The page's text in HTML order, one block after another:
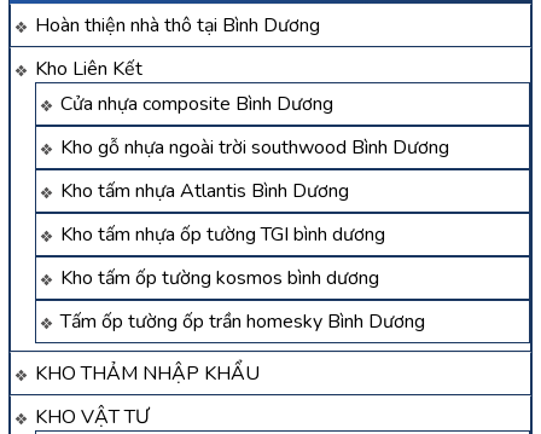
Hoàn thiện nhà thô tại Bình Dương
Kho Liên Kết
Cửa nhựa composite Bình Dương
Kho gỗ nhựa ngoài trời southwood Bình Dương
Kho tấm nhựa Atlantis Bình Dương
Kho tấm nhựa ốp tường TGI bình dương
Kho tấm ốp tường kosmos bình dương
Tấm ốp tường ốp trần homesky Bình Dương
KHO THẢM NHẬP KHẨU
KHO VẬT TƯ